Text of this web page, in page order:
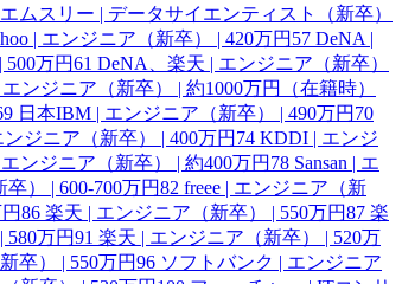
エムスリー | データサイエンティスト（新卒）
| エンジニア（新卒） | 420万円 57 DeNA |
万円61 DeNA、楽天 | エンジニア（新卒）
ンジニア（新卒） | 約1000万円（在籍時）
日本IBM | エンジニア（新卒） | 490万円 70
ジニア（新卒） | 400万円 74 KDDI | エンジ
ンジニア（新卒） | 約400万円 78 Sansan | エ
卒） | 600-700万円82 freee | エンジニア（新
86 楽天 | エンジニア（新卒） | 550万円87 楽
万円91 楽天 | エンジニア（新卒） | 520万
卒） | 550万円96 ソフトバンク | エンジニア